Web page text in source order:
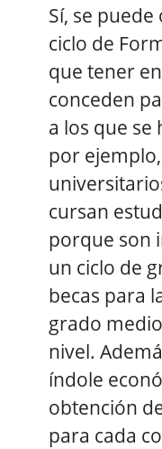
Sí, se
ciclo de
que tener
conceden
a los que
por
cursan
porque son
un ciclo de
becas para
grado
nivel.
índole
obtención
para cada